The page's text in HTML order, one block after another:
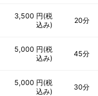
3,500 円(税
込み)
20分
5,000 円(税
込み)
45分
5,000 円(税
込み)
30分